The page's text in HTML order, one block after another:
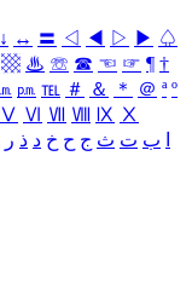
↓ ↔ 〓 ◁ ◀ ▷ ▶ ♤
▩ ♨ ☏ ☎ ☜ ☞ ¶ †
㏘ ℡ ＃ ＆ ＊ ＠ ª º
Ⅴ Ⅵ Ⅶ Ⅷ Ⅸ Ⅹ
ب ت ث ج ح خ د ذ ر